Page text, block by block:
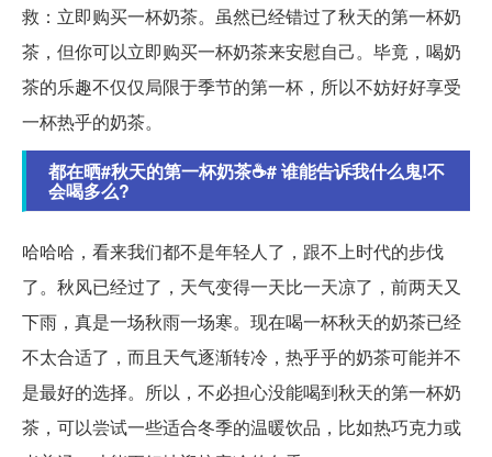
救：立即购买一杯奶茶。虽然已经错过了秋天的第一杯奶
茶，但你可以立即购买一杯奶茶来安慰自己。毕竟，喝奶
茶的乐趣不仅仅局限于季节的第一杯，所以不妨好好享受
一杯热乎的奶茶。
都在晒#秋天的第一杯奶茶☕️# 谁能告诉我什么鬼!不
会喝多么?
哈哈哈，看来我们都不是年轻人了，跟不上时代的步伐
了。秋风已经过了，天气变得一天比一天凉了，前两天又
下雨，真是一场秋雨一场寒。现在喝一杯秋天的奶茶已经
不太合适了，而且天气逐渐转冷，热乎乎的奶茶可能并不
是最好的选择。所以，不必担心没能喝到秋天的第一杯奶
茶，可以尝试一些适合冬季的温暖饮品，比如热巧克力或